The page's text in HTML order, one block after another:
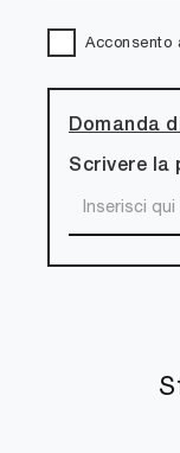
Acconsento
Domanda
Scrivere la